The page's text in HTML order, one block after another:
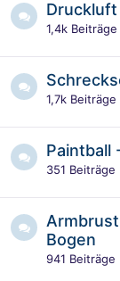
Druckluft
1,4k Beiträge
1,7k Beiträge
Paintball
351 Beiträge
Bogen
941 Beiträge